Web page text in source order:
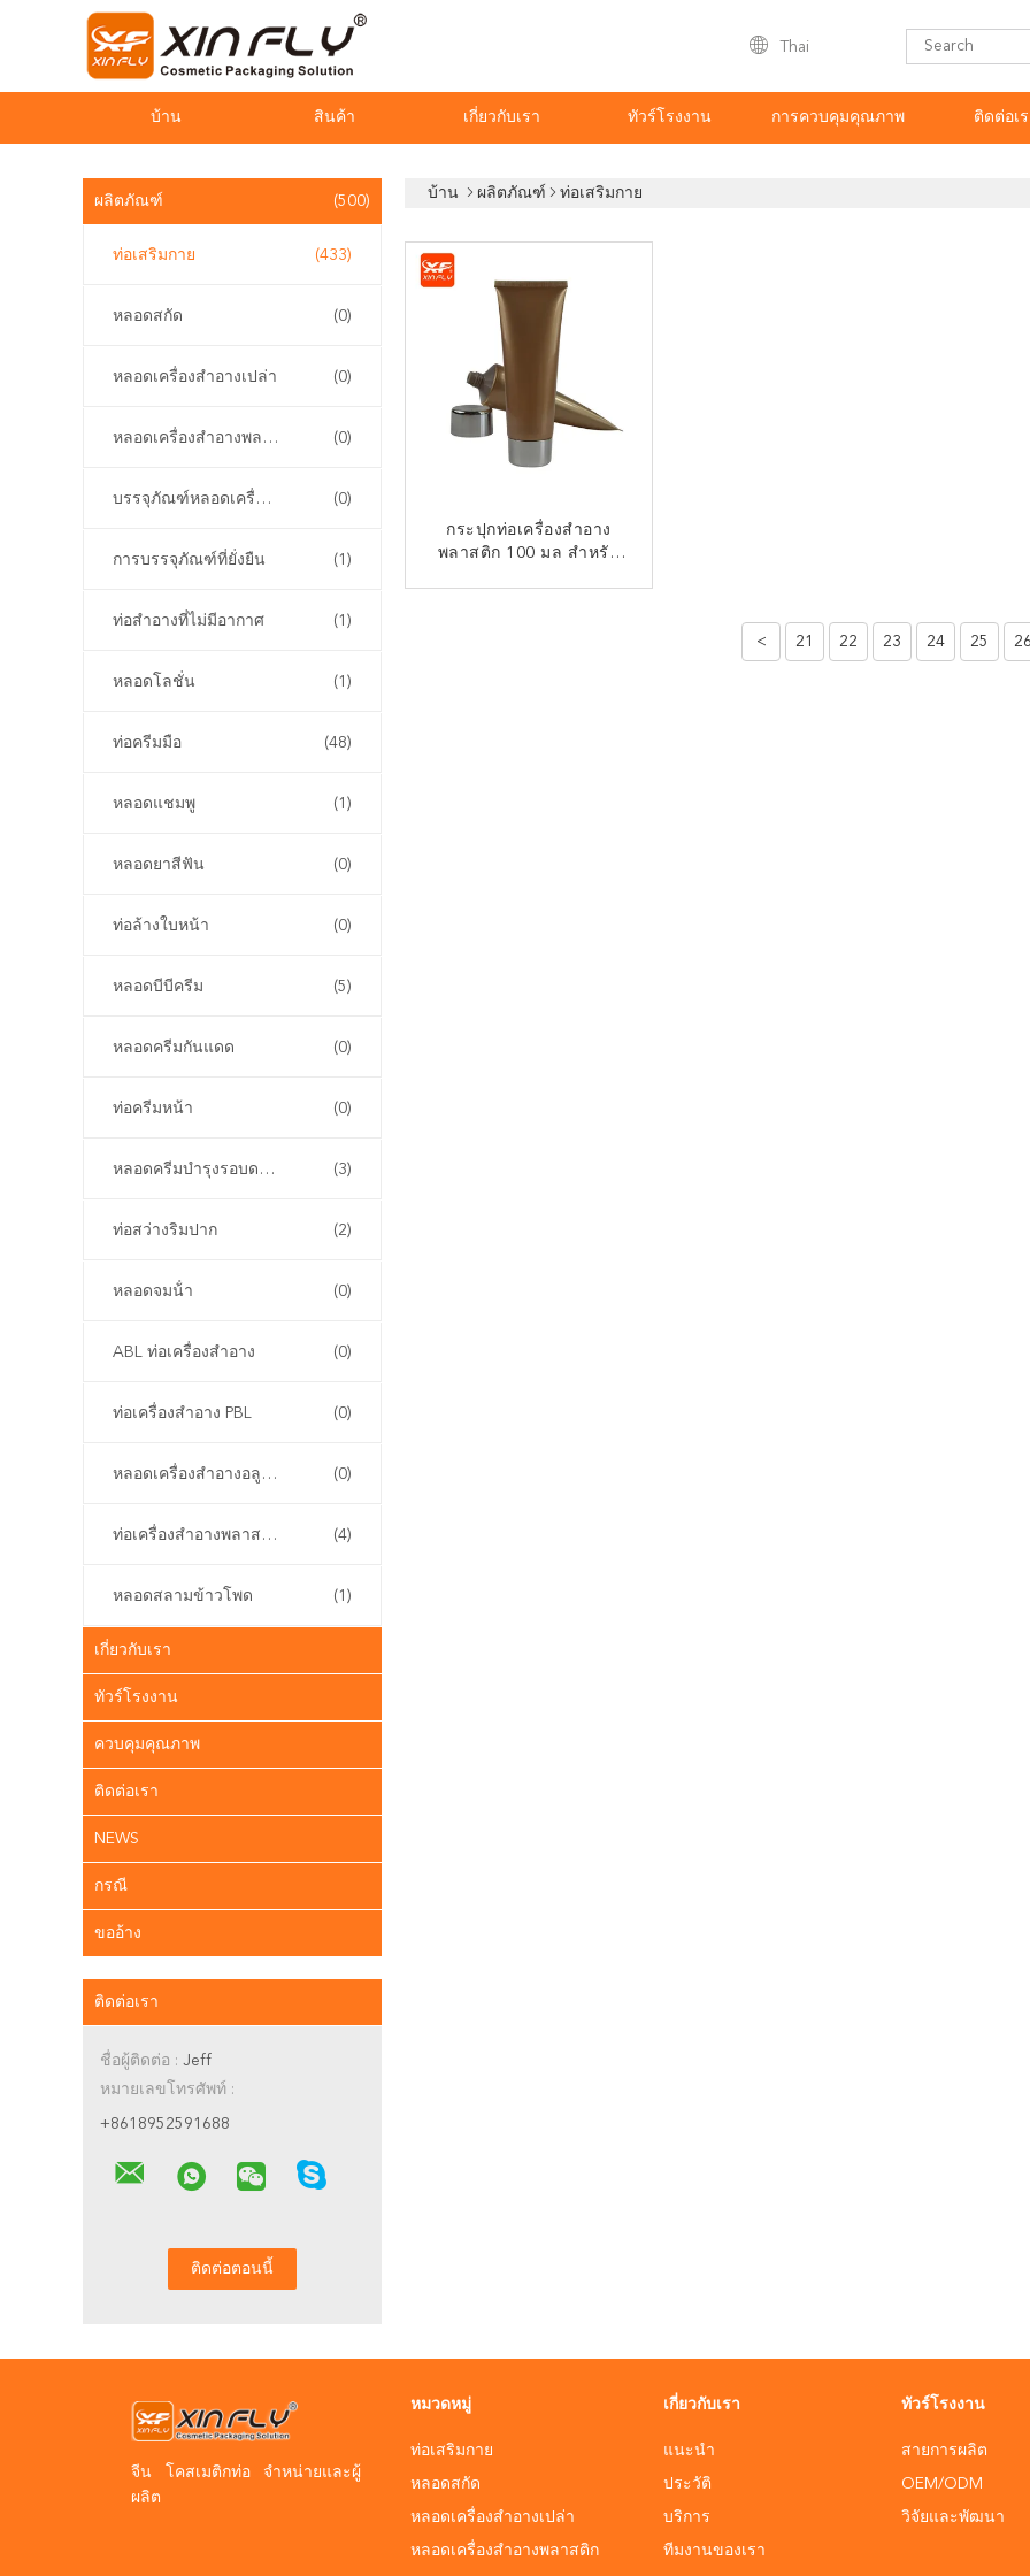
Thai
บ้าน สินค้า เกี่ยวกับเรา ทัวร์โรงงาน การควบคุมคุณภาพ ติดต่อเ
ผลิตภัณฑ์ (500)
ท่อเสริมกาย (433)
หลอดสกัด (0)
หลอดเครื่องสำอางเปล่า (0)
หลอดเครื่องสำอางพลาสติก (0)
บรรจุภัณฑ์หลอดเครื่องสำอาง (0)
การบรรจุภัณฑ์ที่ยั่งยืน (1)
ท่อสําอางที่ไม่มีอากาศ (1)
หลอดโลชั่น (1)
ท่อครีมมือ (48)
หลอดแชมพู (1)
หลอดยาสีฟัน (0)
ท่อล้างใบหน้า (0)
หลอดบีบีครีม (5)
หลอดครีมกันแดด (0)
ท่อครีมหน้า (0)
หลอดครีมบำรุงรอบดวงตา (3)
ท่อสว่างริมปาก (2)
หลอดจมน้ํา (0)
ABL ท่อเครื่องสําอาง (0)
ท่อเครื่องสําอาง PBL (0)
หลอดเครื่องสําอางอลูมิเนียม (0)
ท่อเครื่องสําอางพลาสติก PCR (4)
หลอดสลามข้าวโพด (1)
เกี่ยวกับเรา
ทัวร์โรงงาน
ควบคุมคุณภาพ
ติดต่อเรา
NEWS
กรณี
ขออ้าง
ติดต่อเรา
ชื่อผู้ติดต่อ : Jeff
หมายเลขโทรศัพท์ :
+8618952591688
บ้าน ผลิตภัณฑ์ ท่อเสริมกาย
กระปุกท่อเครื่องสําอาง
พลาสติก 100 มล สําหรับ
< 21 22 23 24 25 26
จีน โคสเมติกท่อ จําหน่ายและผู้
ผลิต
หมวดหมู่
ท่อเสริมกาย
หลอดสกัด
หลอดเครื่องสำอางเปล่า
หลอดเครื่องสำอางพลาสติก
เกี่ยวกับเรา
แนะนำ
ประวัติ
บริการ
ทีมงานของเรา
ทัวร์โรงงาน
สายการผลิต
OEM/ODM
วิจัยและพัฒนา